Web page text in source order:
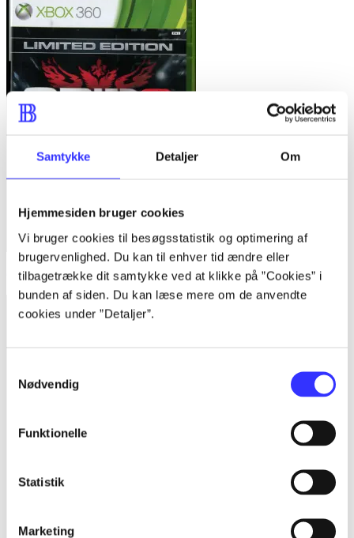
Samtykke Detaljer Om
Hjemmesiden bruger cookies
Vi bruger cookies til besøgsstatistik og optimering af
brugervenlighed. Du kan til enhver tid ændre eller
tilbagetrække dit samtykke ved at klikke på ”Cookies” i
bunden af siden. Du kan læse mere om de anvendte
cookies under ”Detaljer”.
Nødvendig
Funktionelle
Statistik
Marketing
Grid 2